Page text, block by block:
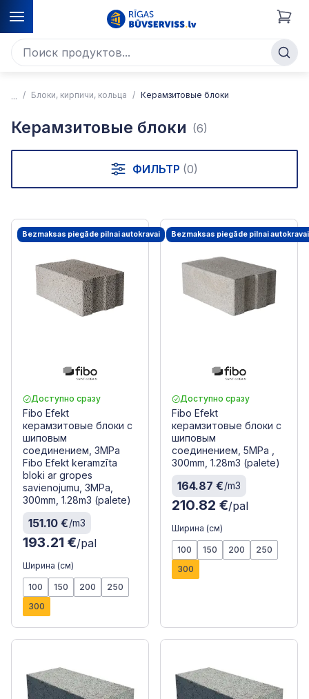
Блоки, кирпичи, кольца Керамзитовые блоки
Керамзитовые блоки (6)
ФИЛЬТР (0)
Bezmaksas piegāde pilnai autokravai
Доступно сразу
Fibo Efekt
керамзитовые блоки с
шиповым
соединением, 3MPa
Fibo Efekt keramzīta
bloki ar gropes
savienojumu, 3MPa,
300mm, 1.28m3 (palete)
151.10 €/m3
193.21 €/pal
Ширина (см)
100 150 200
250
300
Bezmaksas piegāde pilnai autokravai
Доступно сразу
Fibo Efekt
керамзитовые блоки с
шиповым
соединением, 5MPa ,
300mm, 1.28m3 (palete)
164.87 €/m3
210.82 €/pal
Ширина (см)
100 150 200
250
300